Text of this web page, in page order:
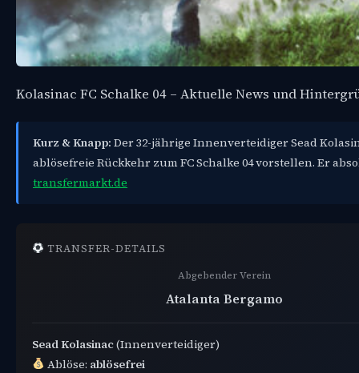
Kolasinac FC Schalke 04 – Aktuelle News und
Kurz & Knapp: Der 32-jährige Innenverteidiger Sead
ablösefreie Rückkehr zum FC Schalke 04 vorstellen. Er
transfermarkt.de
TRANSFER-DETAILS
Abgebender Verein
Atalanta Bergamo
Sead Kolasinac(Innenverteidiger)
Ablöse: ablösefrei